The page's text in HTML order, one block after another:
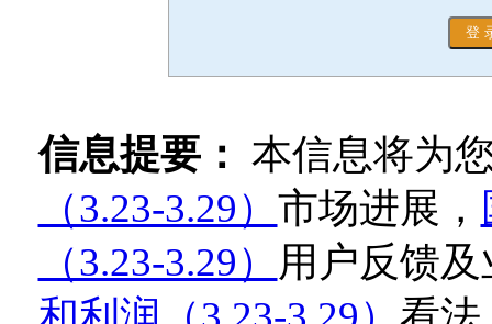
信息提要： 本信息将为
（3.23-3.29） 市场进展，
（3.23-3.29）
用户反馈